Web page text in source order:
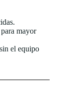
mayor
el equipo